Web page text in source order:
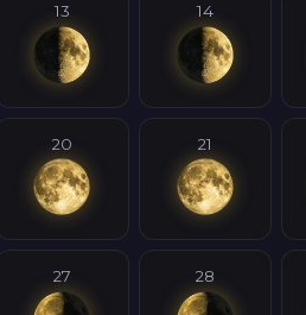
13 14
20 21
27 28